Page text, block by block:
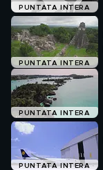
PUNTATA INTERA
PUNTATA INTERA
PUNTATA INTERA
PUNTATA INTERA